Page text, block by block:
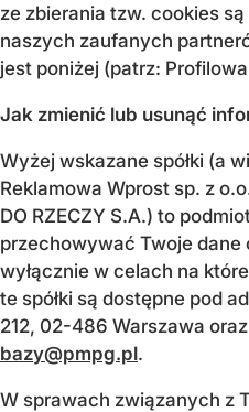
ze zbierania tzw. cookies
naszych zaufanych
jest poniżej (patrz:
Jak zmienić lub usunąć
Wyżej wskazane spółki (a
Reklamowa Wprost sp. z
DO RZECZY S.A.) to
przechowywać Twoje dane
wyłącznie w celach na
te spółki są dostępne pod
212, 02-486 Warszawa
bazy@pmpg.pl.
W sprawach związanych z